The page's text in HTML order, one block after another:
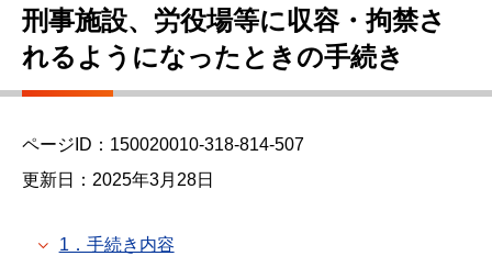
刑事施設、労役場等に収容・拘禁さ
れるようになったときの手続き
ページID：150020010-318-814-507
更新日：2025年3月28日
1．手続き内容